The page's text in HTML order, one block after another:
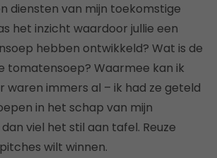
diensten van mijn toekomstige
het inzicht waardoor jullie een
hebben ontwikkeld? Wat is de
tomatensoep? Waarmee kan ik
waren immers al – ik had ze geteld
in het schap van mijn
viel het stil aan tafel. Reuze
wilt winnen.